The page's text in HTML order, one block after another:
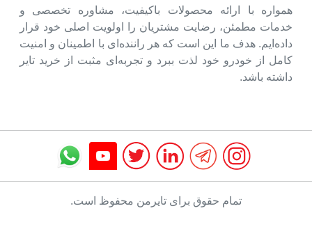
همواره با ارائه محصولات باکیفیت، مشاوره تخصصی و
خدمات مطمئن، رضایت مشتریان را اولویت اصلی خود قرار
داده‌ایم. هدف ما این است که هر راننده‌ای با اطمینان و امنیت
کامل از خودرو خود لذت ببرد و تجربه‌ای مثبت از خرید تایر
داشته باشد.
تمام حقوق برای تایرمن محفوظ است.